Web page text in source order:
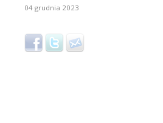
04 grudnia 2023